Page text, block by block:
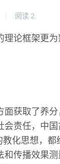
阅读 2
论框架更
获取了养
责任，中国
化思想，
传播效果